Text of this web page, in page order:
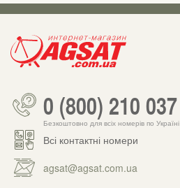
0 (800) 210 037
Безкоштовно для всіх номерів по Україні
Всі контактні номери
agsat@agsat.com.ua